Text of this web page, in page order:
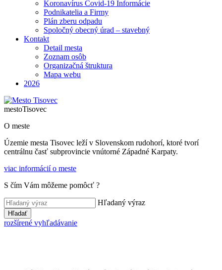
Koronavírus Covid-19 Informácie
Podnikatelia a Firmy
Plán zberu odpadu
Spoločný obecný úrad – stavebný
Kontakt
Detail mesta
Zoznam osôb
Organizačná štruktura
Mapa webu
2026
mestoTisovec
O meste
Územie mesta Tisovec leží v Slovenskom rudohorí, ktoré tvorí
centrálnu časť subprovincie vnútorné Západné Karpaty.
viac informácií o meste
S čím Vám môžeme pomôcť ?
Hľadaný výraz
Hľadať
rozšírené vyhľadávanie